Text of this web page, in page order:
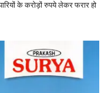
के करोड़ों रुपये लेकर फरार हो